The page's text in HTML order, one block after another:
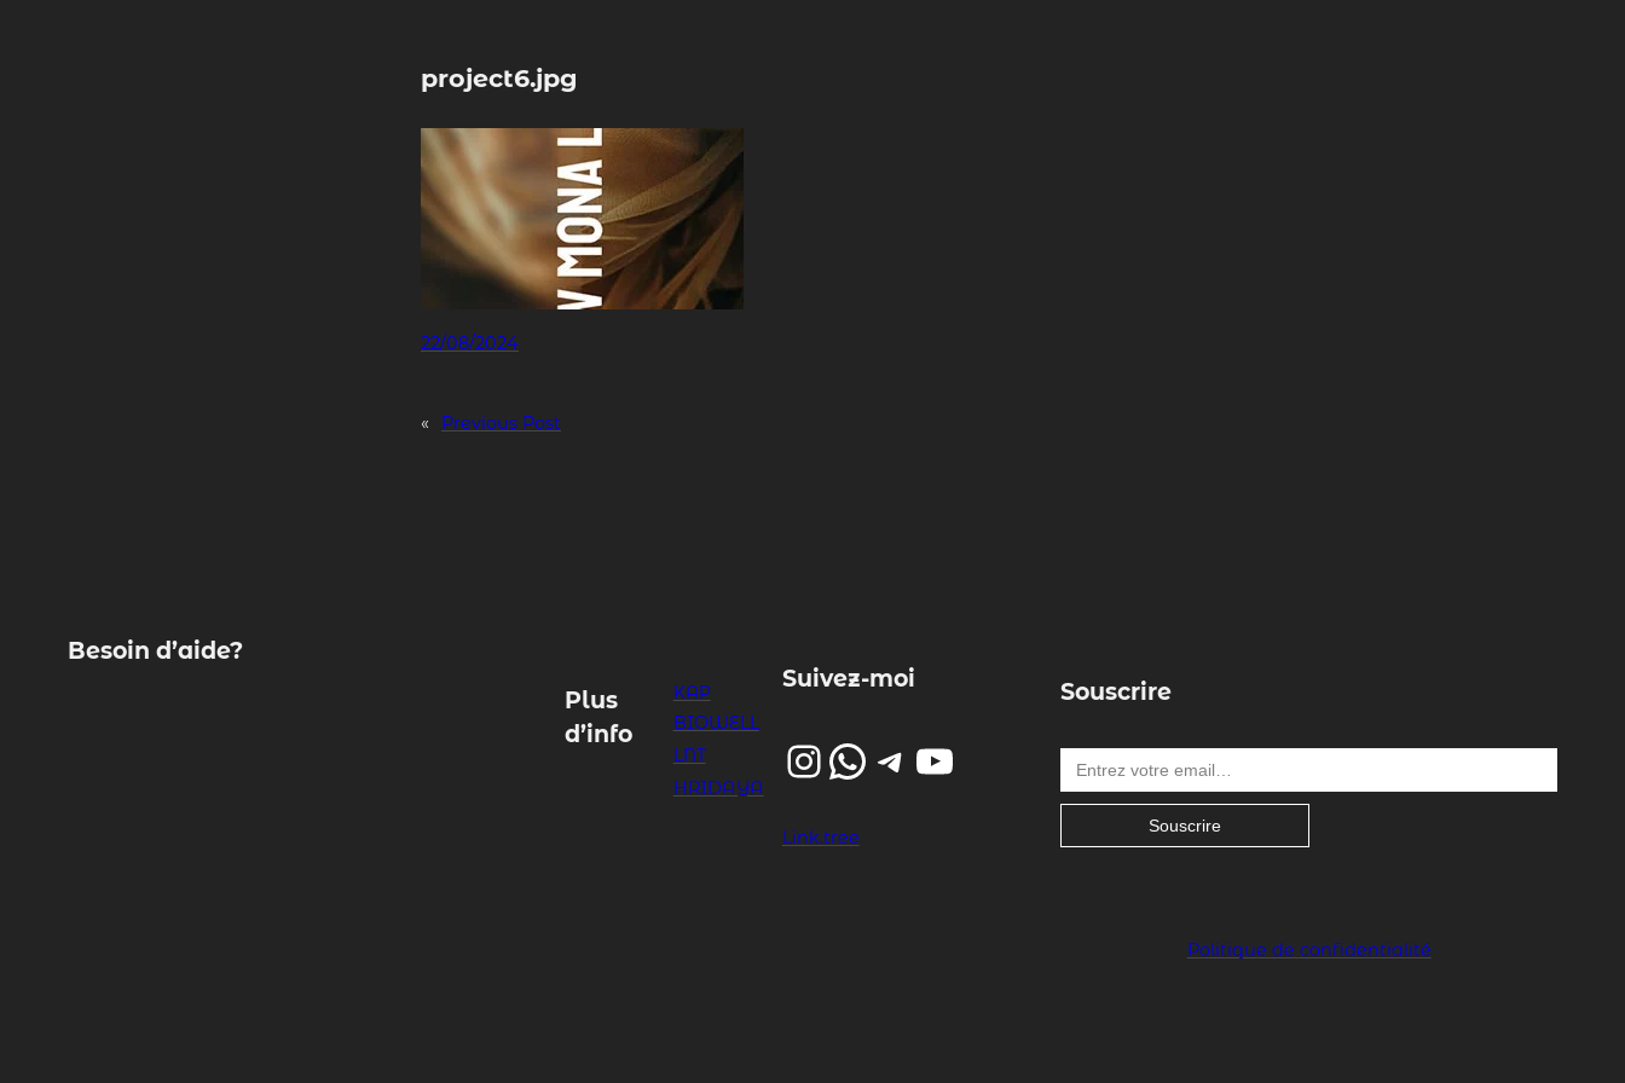
project6.jpg
22/08/2024
« Previous Post
Besoin d’aide?
Plus
d’info
KAP
BIOWELL
LNT
HRIDAYA
Suivez-moi
InstagramWhatsApp Telegram YouTube
Link.tree
Souscrire
Entrez votre email…
Souscrire
Politique de confidentialité